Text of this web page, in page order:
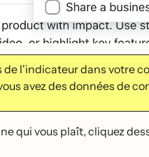
l'indicateur dans votre
avez des données de
qui vous plaît, cliquez